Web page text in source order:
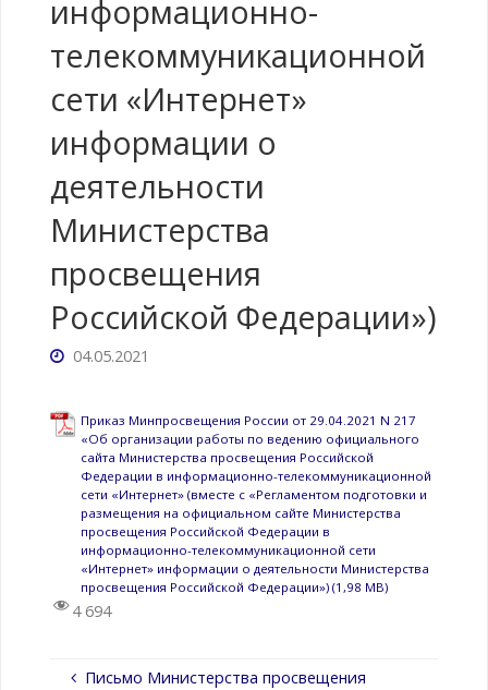
информационно-
телекоммуникационной
сети «Интернет»
информации о
деятельности
Министерства
просвещения
Российской Федерации»)
04.05.2021
Приказ Минпросвещения России от 29.04.2021 N 217
«Об организации работы по ведению официального
сайта Министерства просвещения Российской
Федерации в информационно-телекоммуникационной
сети «Интернет» (вместе с «Регламентом подготовки и
размещения на официальном сайте Министерства
просвещения Российской Федерации в
информационно-телекоммуникационной сети
«Интернет» информации о деятельности Министерства
просвещения Российской Федерации»)
4 694
Письмо Министерства просвещения